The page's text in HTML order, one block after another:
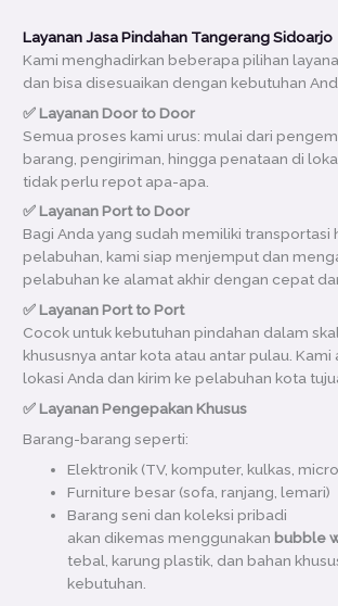
Layanan Jasa Pindahan Tangerang Sidoarjo
Kami menghadirkan beberapa pilihan
dan bisa disesuaikan dengan kebutuhan
✅ Layanan Door to Door
Semua proses kami urus: mulai dari
barang, pengiriman, hingga penataan di
tidak perlu repot apa-apa.
✅ Layanan Port to Door
Bagi Anda yang sudah memiliki transportasi
pelabuhan, kami siap menjemput dan
pelabuhan ke alamat akhir dengan cepat
✅ Layanan Port to Port
Cocok untuk kebutuhan pindahan dalam
khususnya antar kota atau antar pulau.
lokasi Anda dan kirim ke pelabuhan kota
✅ Layanan Pengepakan Khusus
Barang-barang seperti:
Elektronik (TV, komputer, kulkas,
Furniture besar (sofa, ranjang, lemari)
Barang seni dan koleksi pribadi
akan dikemas menggunakan bubble
tebal, karung plastik, dan bahan
kebutuhan.